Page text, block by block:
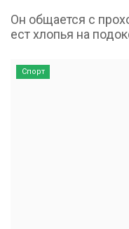
Он общается с
ест хлопья на
Спорт